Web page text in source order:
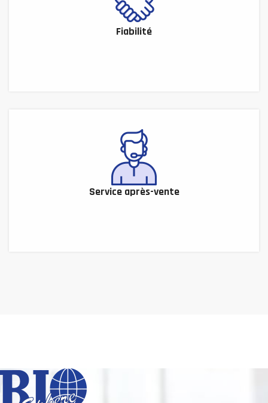
Fiabilité
Service après-vente